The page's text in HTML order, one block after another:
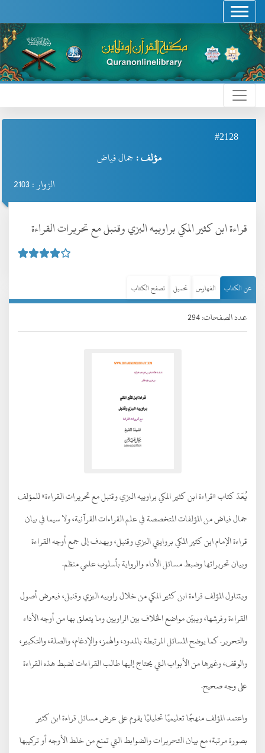
#2128
مؤلف : جمال فياض
الزوار : 2103
قراءة ابن كثير المكي براوييه البزي وقنبل مع تحريرات القراءة
عن الكتاب الفهارس تحميل تصفح الكتاب
عدد الصفحات: 294
يُعَدّ كتاب «قراءة ابن كثير المكي براوييه البزي وقنبل مع تحريرات القراءة» للمؤلف
جمال فياض من المؤلفات المتخصصة في علم القراءات القرآنية، ولا سيما في بيان
قراءة الإمام ابن كثير المكي بروايتي البزي وقنبل، ويهدف إلى جمع أوجه القراءة
وبيان تحريراتها وضبط مسائل الأداء والرواية بأسلوب علمي منظم.
ويتناول المؤلف قراءة ابن كثير المكي من خلال راوييه البزي وقنبل، فيعرض أصول
القراءة وفرشها، ويبيّن مواضع الخلاف بين الراويين وما يتعلق بها من أوجه الأداء
والتحرير. كما يوضح المسائل المرتبطة بالمدود، والهمز، والإدغام، والصلة، والتكبير،
والوقف، وغيرها من الأبواب التي يحتاج إليها طالب القراءات لضبط هذه القراءة
على وجه صحيح.
واعتمد المؤلف منهجًا تعليميًا تحليليًا يقوم على عرض مسائل قراءة ابن كثير
بصورة مرتبة، مع بيان التحريرات والضوابط التي تمنع من خلط الأوجه أو تركيبها